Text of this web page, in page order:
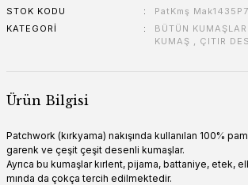
STOK KODU
PatKmş Mak1435P7
KATEGORI
BÜTÜN KUMAŞLAR
KUMAŞ , ÇITIR
Ürün Bilgisi
Patchwork (kırkyama) nakışında kullanılan 100%
garenk ve çeşit çeşit desenli kumaşlar.
Ayrıca bu kumaşlar kırlent, pijama, battaniye, etek,
mında da çokça tercih edilmektedir.